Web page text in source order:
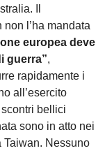
Il
l’ha mandata
europea deve
guerra”,
rapidamente i
all’esercito
bellici
sono in atto nei
Taiwan. Nessuno